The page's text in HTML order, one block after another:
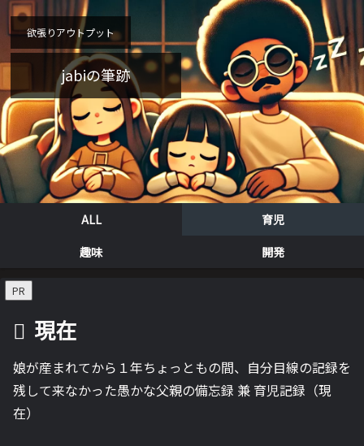
欲張りアウトプット
jabiの筆跡
ALL
育児
趣味
開発
PR
現在
娘が産まれてから１年ちょっともの間、自分目線の記録を
残して来なかった愚かな父親の備忘録 兼 育児記録（現
在）